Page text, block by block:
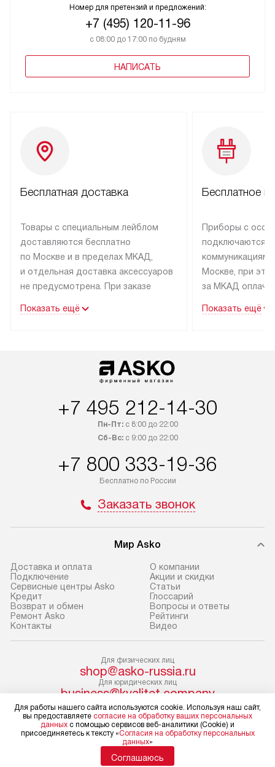
Номер для претензий и предложений:
+7 (495) 120-11-96
с 08:00 до 17:00 по будням
НАПИСАТЬ
Бесплатная доставка
Товары с специальным лейблом
доставляются бесплатно
по Москве и в пределах МКАД,
и отдельная доставка аксессуаров
не предусмотрена. При заказе
рекомендуем обсудить
со статусом «В наличии» могут
быть отправлены покупателю
интересен товар «Под заказ»,
обсудите возможность его
приобретения с менеджером сайта.
доставляются бесплатно
по Москве в пределах МКАД,
не предусмотрена. Доставка
транспортную компанию. После
100% предоплаты мы бесплатно
доставляем заказ
до представительства
транспортной компании в г. Москва.
Пожалуйста, уточняйте условия
доставки у менеджера при
оформлении заказа.
В оговоренный день служба
доставки доставит упакованный
прибор до двери или прихожей.
Если необходимо переместить
прибор до места установки,
пожалуйста, предварительно
Показать ещё
Бесплатное
Приборы с
подключаются к
коммуникациям
Москве, при
за МКАД
партнера
по монтажу
материалы.
Готовые
от категории,
разблокировку
соединение
монтаж техники
на место с
Показать ещё
+7 495 212-14-30
Пн-Пт:с 8:00 до 22:00
Сб-Вс:с 9:00 до 22:00
+7 800 333-19-36
Бесплатно по России
Заказать звонок
Мир Asko
Доставка и оплата
Подключение
Сервисные центры Asko
Кредит
Возврат и обмен
Ремонт Asko
Контакты
О компании
Акции и скидки
Статьи
Глоссарий
Вопросы и ответы
Рейтинги
Видео
Для физических лиц
shop@asko-russia.ru
Для юридических лиц
business@kvalitet.company
НАПИСАТЬ РУКОВОДСТВУ
Политика конфиденциальности
Условия продажи
Для работы нашего сайта используются cookie. Используя наш сайт,
вы предоставляете согласие на обработку ваших персональных
данных с помощью сервисов веб-аналитики (Cookie) и
присоединяетесь к тексту «Согласия на обработку персональных
данных»
Соглашаюсь